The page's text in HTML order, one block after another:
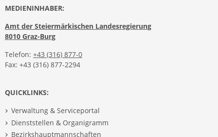
MEDIENINHABER:
Amt der Steiermärkischen Landesregierung
8010 Graz-Burg
Telefon: +43 (316) 877-0
Fax: +43 (316) 877-2294
QUICKLINKS:
Verwaltung & Serviceportal
Dienststellen & Organigramm
Bezirkshauptmannschaften